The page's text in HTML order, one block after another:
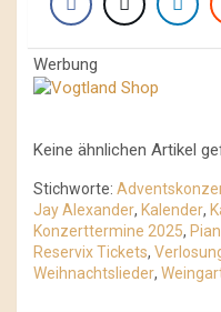
Werbung
Keine ähnlichen Artikel
Stichworte:
Jay Alexander, Kalender,
Konzerttermine 2025,
Reservix Tickets,
Weihnachtslieder,